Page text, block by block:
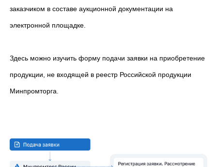
заказчиком в составе аукционной документации на
электронной площадке.
Здесь можно изучить форму подачи заявки на приобретение
продукции, не входящей в реестр Российской продукции
Минпромторга.